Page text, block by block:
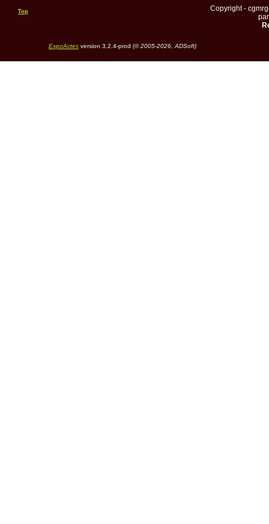
Top
Copyright -
ExpoActesversion 3.2.4-prod (©2005-2026, ADSoft)